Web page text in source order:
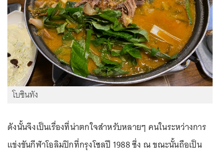
โบซินทัง
ดังนั้นจึงเป็นเรื่องที่น่าตกใจสำหรับหลายๆ คนในระหว่างการ
แข่งขันกีฬาโอลิมปิกที่กรุงโซลปี 1988 ซึ่ง ณ ขณะนั้นถือเป็น